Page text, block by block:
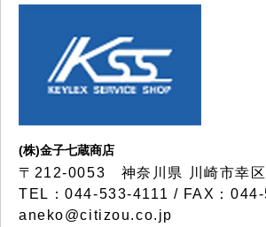
(株)金子七蔵商店
〒212-0053 神奈川県 川崎市幸
TEL：044-533-4111 / FAX：
aneko@citizou.co.jp